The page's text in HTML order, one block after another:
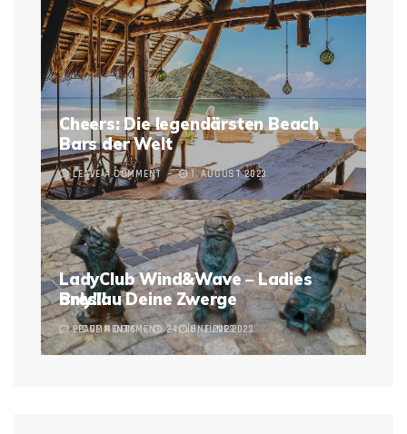
Cheers: Die legendärsten Beach
Bars der Welt
LEAVE A COMMENT 1. AUGUST 2023
Breslau Deine Zwerge
2 COMMENTS 24. JUNE 2023
LadyClub Wind&Wave – Ladies
only!!!
LEAVE A COMMENT 6. JUNE 2023